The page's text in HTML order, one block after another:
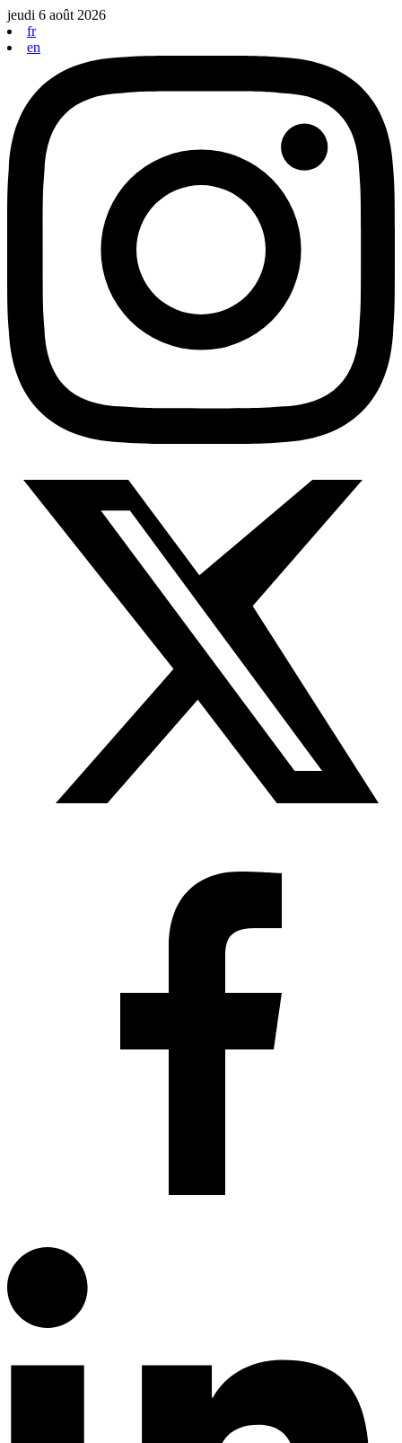
Aller
au
contenu
jeudi 6 août 2026
fr
en